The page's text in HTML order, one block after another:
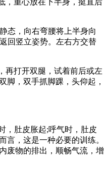
态，向右弯腰将上半身向
回竖立姿势。左右方交替
再打开双腿，试着前后或左
脚，双手抓脚踝，头仰起，
，肚皮胀起;呼气时，肚皮
言，这是一种必要的训练。
废物的排出，顺畅气流，增